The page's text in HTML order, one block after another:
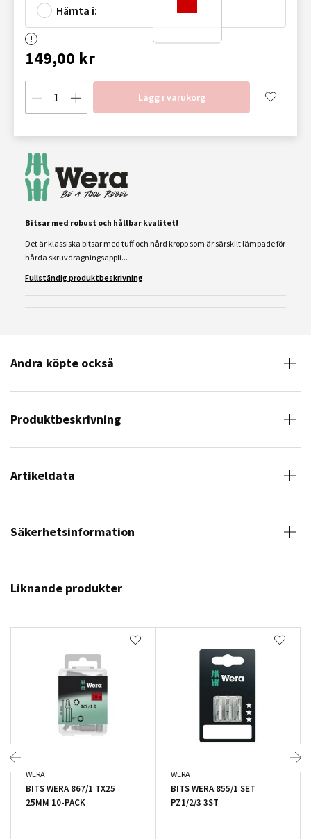
Hämta i:
149,00 kr
Lägg i varukorg
Bitsar med robust och hållbar kvalitet!
Det är klassiska bitsar med tuff och hård kropp som är särskilt lämpade för
hårda skruvdragningsappli...
Fullständig produktbeskrivning
Andra köpte också
Produktbeskrivning
Artikeldata
Säkerhetsinformation
Liknande produkter
WERA
BITS WERA 867/1 TX25
25MM 10-PACK
WERA
BITS WERA 855/1 SET
PZ1/2/3 3ST